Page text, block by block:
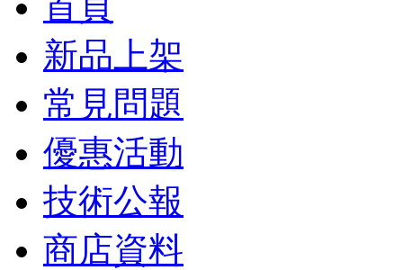
新品上架
常見問題
優惠活動
技術公報
商店資料